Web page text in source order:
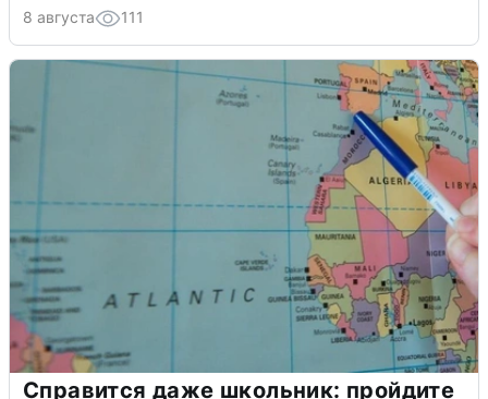
8 августа 111
Справится даже школьник: пройдите